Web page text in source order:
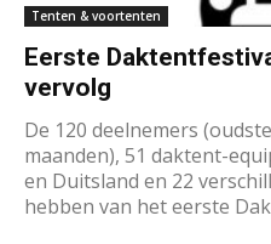
Tenten & voortenten
Eerste
vervolg
De 120 deelnemers
maanden), 51 daktent-
en Duitsland en 22
hebben van het eerste